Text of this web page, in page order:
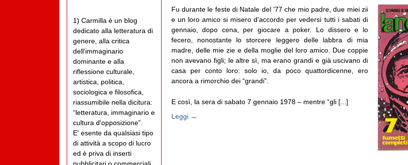
Fu durante le feste di Natale del ’77 che mio padre, due miei zii
e un loro amico si misero d’accordo per vedersi tutti i sabati di
gennaio, dopo cena, per giocare a poker. Lo dissero e lo
fecero, nonostante lo storcere leggero delle labbra di mia
madre, delle mie zie e della moglie del loro amico. Due coppie
non avevano figli; le altre sì, ma erano grandi e già uscivano di
casa per conto loro: solo io, da poco quattordicenne, ero
ancora a rimorchio dei “grandi”.
E così, la sera di sabato 7 gennaio 1978 – mentre “gli [...]
Leggi →
1) Carmilla è un blog
dedicato alla letteratura di
genere, alla critica
dell'immaginario
dominante e alla
riflessione culturale,
artistica, politica,
sociologica e filosofica,
riassumibile nella dicitura:
“letteratura, immaginario e
cultura d'opposizione”.
E' esente da qualsiasi tipo
di attività a scopo di lucro
ed è priva di inserti